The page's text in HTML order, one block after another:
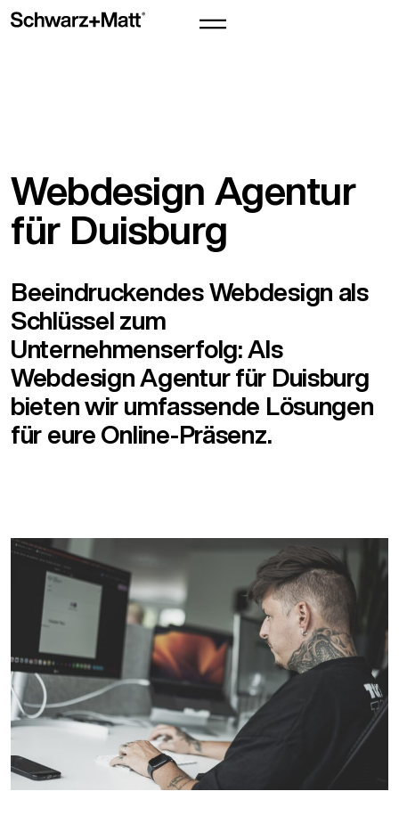
Webdesign Agentur
für Duisburg
Beeindruckendes Webdesign als
Schlüssel zum
Unternehmenserfolg: Als
Webdesign Agentur für Duisburg
bieten wir umfassende Lösungen
für eure Online-Präsenz.